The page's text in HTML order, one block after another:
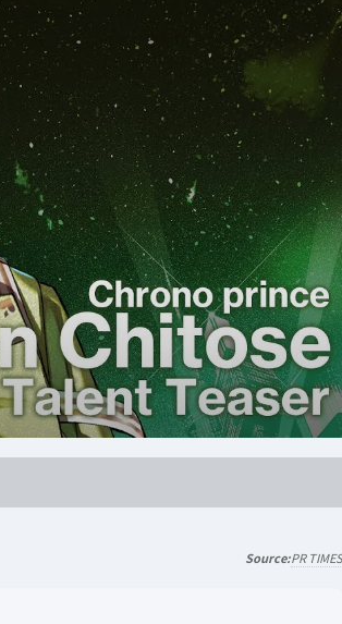
PR TIMES